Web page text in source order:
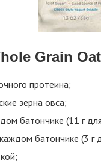
Grain
протеина;
зерна овса;
батончике (11 г
батончике (3 г